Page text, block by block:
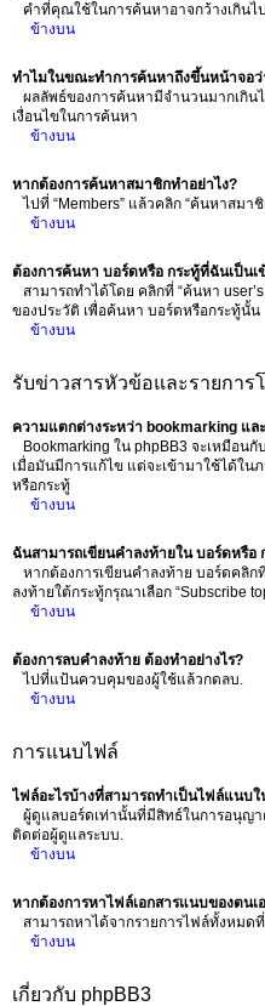
คำที่คุณใช้ในการค้นหาอาจกว้างเกิน
ข้างบน
ทำไมในขณะทำการค้นหาถึงขึ้นหน้าจอว่
ผลลัพธ์ของการค้นหามีจำนวนมากเกินไ
เงื่อนไขในการค้นหา
ข้างบน
หากต้องการค้นหาสมาชิกทำอย่าไง?
ไปที่ “Members” แล้วคลิก “ค้นหาสมาชิ
ข้างบน
ต้องการค้นหา บอร์ดหรือ กระทู้ที่ฉันเป็นเ
สามารถทำได้โดย คลิกที่ “ค้นหา
ของประวัติ เพื่อค้นหา บอร์ดหรือกระทู้นั้น
ข้างบน
รับข่าวสารหัวข้อและรายการ
ความแตกต่างระหว่า bookmarking แล
Bookmarking ใน phpBB3 จะเหมือน
เมื่อมันมีการแก้ไข แต่จะเข้ามาใช้ได้ใน
หรือกระทู้
ข้างบน
ฉันสามารถเขียนคำลงท้ายใน บอร์ดหรือ
หากต้องการเขียนคำลงท้าย บอร์ดคลิก
ลงท้ายใต้กระทู้กรุณาเลือก “Subscribe
ข้างบน
ต้องการลบคำลงท้าย ต้องทำอย่างไร?
ไปที่แป้นควบคุมของผู้ใช้แล้วกดลบ.
ข้างบน
การแนบไฟล์
ไฟล์อะไรบ้างที่สามารถทำเป็นไฟล์แนบ
ผู้ดูแลบอร์ดเท่านั้นที่มีสิทธ์ในการอนุญ
ติดต่อผู้ดูแลระบบ.
ข้างบน
หากต้องการหาไฟล์เอกสารแนบของตนเ
สามารถหาได้จากรายการไฟล์ทั้งหม
ข้างบน
เกี่ยวกับ phpBB3